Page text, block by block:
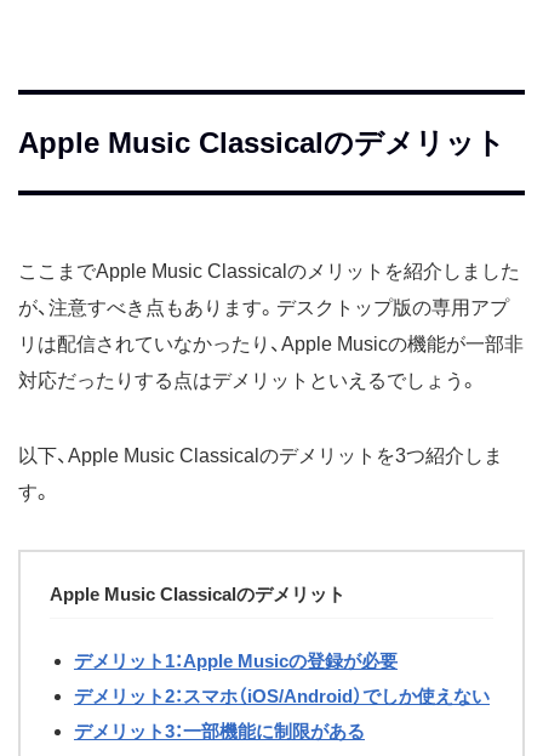
Apple Music Classicalのデメリット
ここまでApple Music Classicalのメリットを紹介しました
が、注意すべき点もあります。デスクトップ版の専用アプ
リは配信されていなかったり、Apple Musicの機能が一部非
対応だったりする点はデメリットといえるでしょう。
以下、Apple Music Classicalのデメリットを3つ紹介しま
す。
Apple Music Classicalのデメリット
デメリット1：Apple Musicの登録が必要
デメリット2：スマホ（iOS/Android）でしか使えない
デメリット3：一部機能に制限がある